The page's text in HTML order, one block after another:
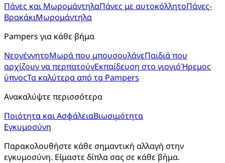
Πάνες και ΜωρομάντηλαΠάνες με αυτοκόλλητοΠάνες-
ΒρακάκιΜωρομάντηλα
Pampers για κάθε βήμα
ΝεογέννητοΜωρά που μπουσουλάνεΠαιδιά που
αρχίζουν να περπατούνΕκπαίδευση στο γιογιόΉρεμος
ύπνοςΤα καλύτερα από τα Pampers
Ανακαλύψτε περισσότερα
Ποιότητα και ΑσφάλειαΒιωσιμότητα
Εγκυμοσύνη
Παρακολουθήστε κάθε σημαντική αλλαγή στην
εγκυμοσύνη. Είμαστε δίπλα σας σε κάθε βήμα.